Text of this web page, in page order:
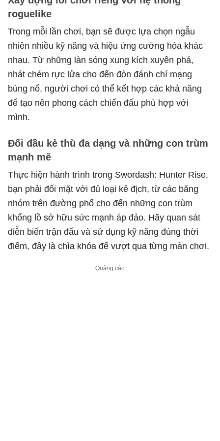
roguelike
Trong mỗi lần chơi, bạn sẽ được lựa chọn ngẫu
nhiên nhiều kỹ năng và hiệu ứng cường hóa khác
nhau. Từ những làn sóng xung kích xuyên phá,
nhát chém rực lửa cho đến đòn đánh chí mạng
bùng nổ, người chơi có thể kết hợp các khả năng
để tạo nên phong cách chiến đấu phù hợp với
mình.
Đối đầu kẻ thù đa dạng và những con trùm
mạnh mẽ
Thực hiện hành trình trong Swordash: Hunter Rise,
bạn phải đối mặt với đủ loại kẻ địch, từ các băng
nhóm trên đường phố cho đến những con trùm
khổng lồ sở hữu sức mạnh áp đảo. Hãy quan sát
diễn biến trận đấu và sử dụng kỹ năng đúng thời
điểm, đây là chìa khóa để vượt qua từng màn chơi.